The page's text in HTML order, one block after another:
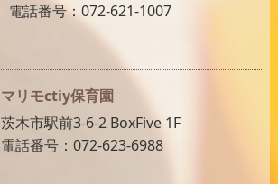
電話番号：072-621-1007
マリモctiy保育園
茨木市駅前3-6-2 BoxFive 1F
電話番号：072-623-6988